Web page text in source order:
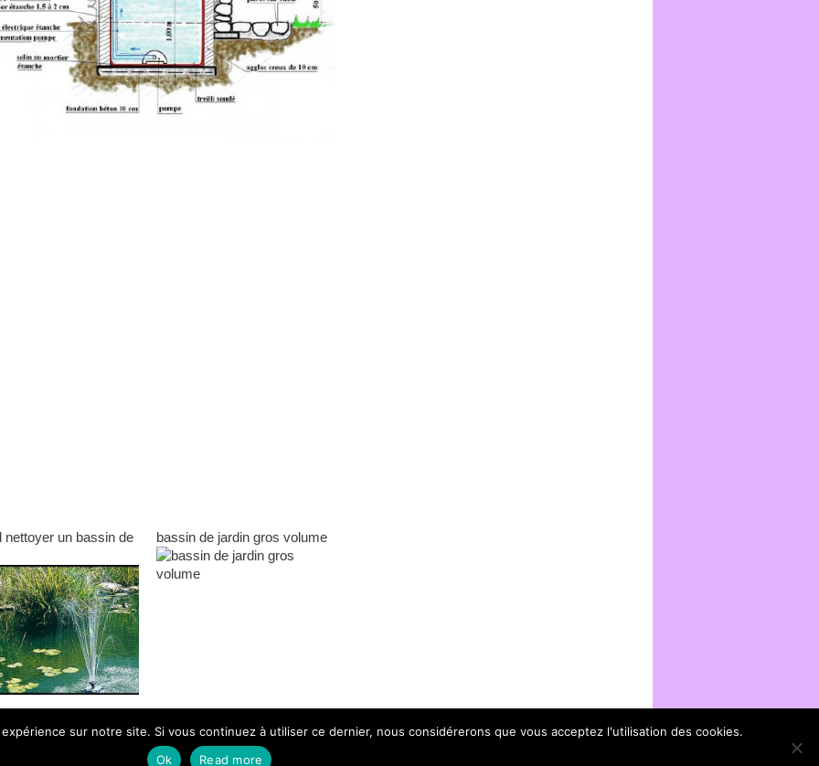
nettoyer un bassin de bassin de jardin gros volume
sur notre site. Si vous continuez à utiliser ce dernier, nous considérerons que vous acceptez l'utilisation des cookies.
Ok
Read more